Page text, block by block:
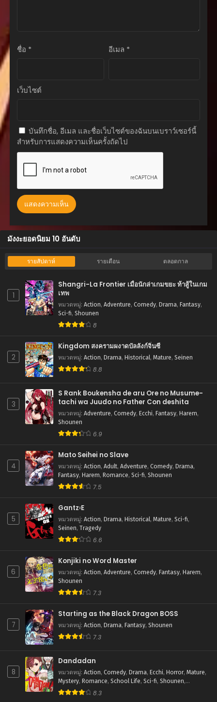
ตอนที่ 59
สิงหาคม 27, 2025
ตอนที่ 56
สิงหาคม 27, 2025
ตอนที่ 55
ตอนที่ 54
ตอนที่ 53
สิงหาคม 27, 2025
ตอนที่ 52
ตอนที่ 51
สิงหาคม 27, 2025
สิงหาคม 27, 2025
ตอนที่ 49
สิงหาคม 27, 2025
ตอนที่ 48
สิงหาคม 27, 2025
ตอนที่ 47
สิงหาคม 27, 2025
ตอนที่ 45
สิงหาคม 27, 2025
สิงหาคม 27, 2025
ตอนที่ 43
สิงหาคม 27, 2025
ตอนที่ 42
สิงหาคม 27, 2025
ตอนที่ 41
สิงหาคม 27, 2025
ตอนที่ 40
สิงหาคม 27, 2025
ตอนที่ 39
ตอนที่ 38
สิงหาคม 27, 2025
ชื่อ * อีเมล *
เว็บไซต์
บันทึกชื่อ, อีเมล และชื่อเว็บไซต์ของฉันบนเบราว์เซอร์นี้
สำหรับการแสดงความเห็นครั้งถัดไป
มังงะยอดนิยม 10 อันดับ
รายสัปดาห์ รายเดือน ตลอดกาล
1
Shangri-La Frontier เมื่อนักล่าเกมขยะ ท้าสู้ในเกม
เทพ
หมวดหมู่: Action, Adventure, Comedy, Drama, Fantasy,
Sci-fi, Shounen
8
2
Kingdom สงครามผงาดบัลลังก์จิ๋นซี
หมวดหมู่: Action, Drama, Historical, Mature, Seinen
8.8
3
S Rank Boukensha de aru Ore no Musume-
tachi wa Juudo no Father Con deshita
หมวดหมู่: Adventure, Comedy, Ecchi, Fantasy, Harem,
Shounen
6.9
4
Mato Seihei no Slave
หมวดหมู่: Action, Adult, Adventure, Comedy, Drama,
Fantasy, Harem, Romance, Sci-fi, Shounen
7.5
5
Gantz꞉E
หมวดหมู่: Action, Drama, Historical, Mature, Sci-fi,
Seinen, Tragedy
6.6
6
Konjiki no Word Master
หมวดหมู่: Action, Adventure, Comedy, Fantasy, Harem,
Shounen
7.3
7
Starting as the Black Dragon BOSS
หมวดหมู่: Action, Drama, Fantasy, Shounen
7.3
8
Dandadan
หมวดหมู่: Action, Comedy, Drama, Ecchi, Horror, Mature,
Mystery, Romance, School Life, Sci-fi, Shounen,
Supernatural 8.3